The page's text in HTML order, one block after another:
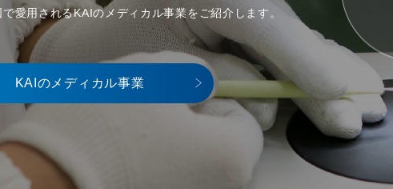
愛用されるKAIのメディカル事業をご紹介します。
KAIのメディカル事業